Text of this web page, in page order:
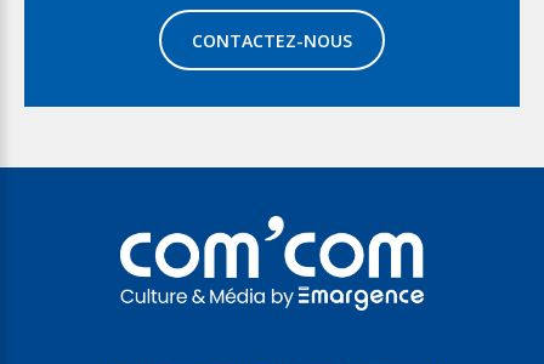
CONTACTEZ-NOUS